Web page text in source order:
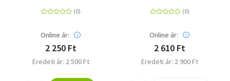
Online ár:
2 250 Ft
Eredeti ár: 2 500 Ft
Online ár:
2 610 Ft
Eredeti ár: 2 900 Ft